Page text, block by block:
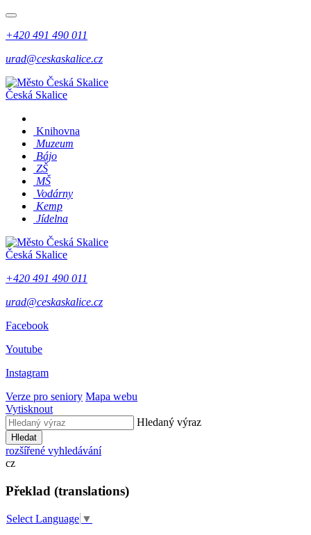
+420 491 490 011
urad@ceskaskalice.cz
Česká Skalice
Knihovna
Muzeum
Bájo
ZŠ
MŠ
Vodárny
Kemp
Jídelna
Česká Skalice
+420 491 490 011
urad@ceskaskalice.cz
Facebook
Youtube
Instagram
Verze pro seniory Mapa webu
Vytisknout
Hledaný výraz
Hledat
rozšířené vyhledávání
cz
Překlad (translations)
Select Language ▼